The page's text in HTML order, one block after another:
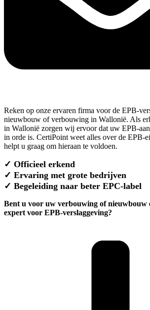
Reken op onze ervaren firma voor de EPB-
nieuwbouw of verbouwing in Wallonië. Als
in Wallonië zorgen wij ervoor dat uw EPB-
in orde is. CertiPoint weet alles over de EPB-
helpt u graag om hieraan te voldoen.
✓ Officieel erkend
✓ Ervaring met grote bedrijven
✓ Begeleiding naar beter EPC-label
Bent u voor uw verbouwing of nieuwbouw
expert voor EPB-verslaggeving?